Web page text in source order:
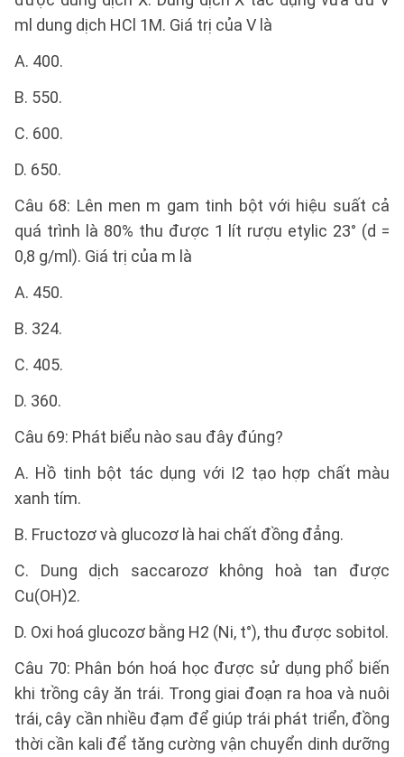
ml dung dịch HCl 1M. Giá trị của V là
A. 400.
B. 550.
C. 600.
D. 650.
Câu 68: Lên men m gam tinh bột với hiệu suất cả
quá trình là 80% thu được 1 lít rượu etylic 23° (d =
0,8 g/ml). Giá trị của m là
A. 450.
B. 324.
C. 405.
D. 360.
Câu 69: Phát biểu nào sau đây đúng?
A. Hồ tinh bột tác dụng với I2 tạo hợp chất màu
xanh tím.
B. Fructozơ và glucozơ là hai chất đồng đẳng.
C. Dung dịch saccarozơ không hoà tan được
Cu(OH)2.
D. Oxi hoá glucozơ bằng H2 (Ni, t°), thu được sobitol.
Câu 70: Phân bón hoá học được sử dụng phổ biến
khi trồng cây ăn trái. Trong giai đoạn ra hoa và nuôi
trái, cây cần nhiều đạm để giúp trái phát triển, đồng
thời cần kali để tăng cường vận chuyển dinh dưỡng